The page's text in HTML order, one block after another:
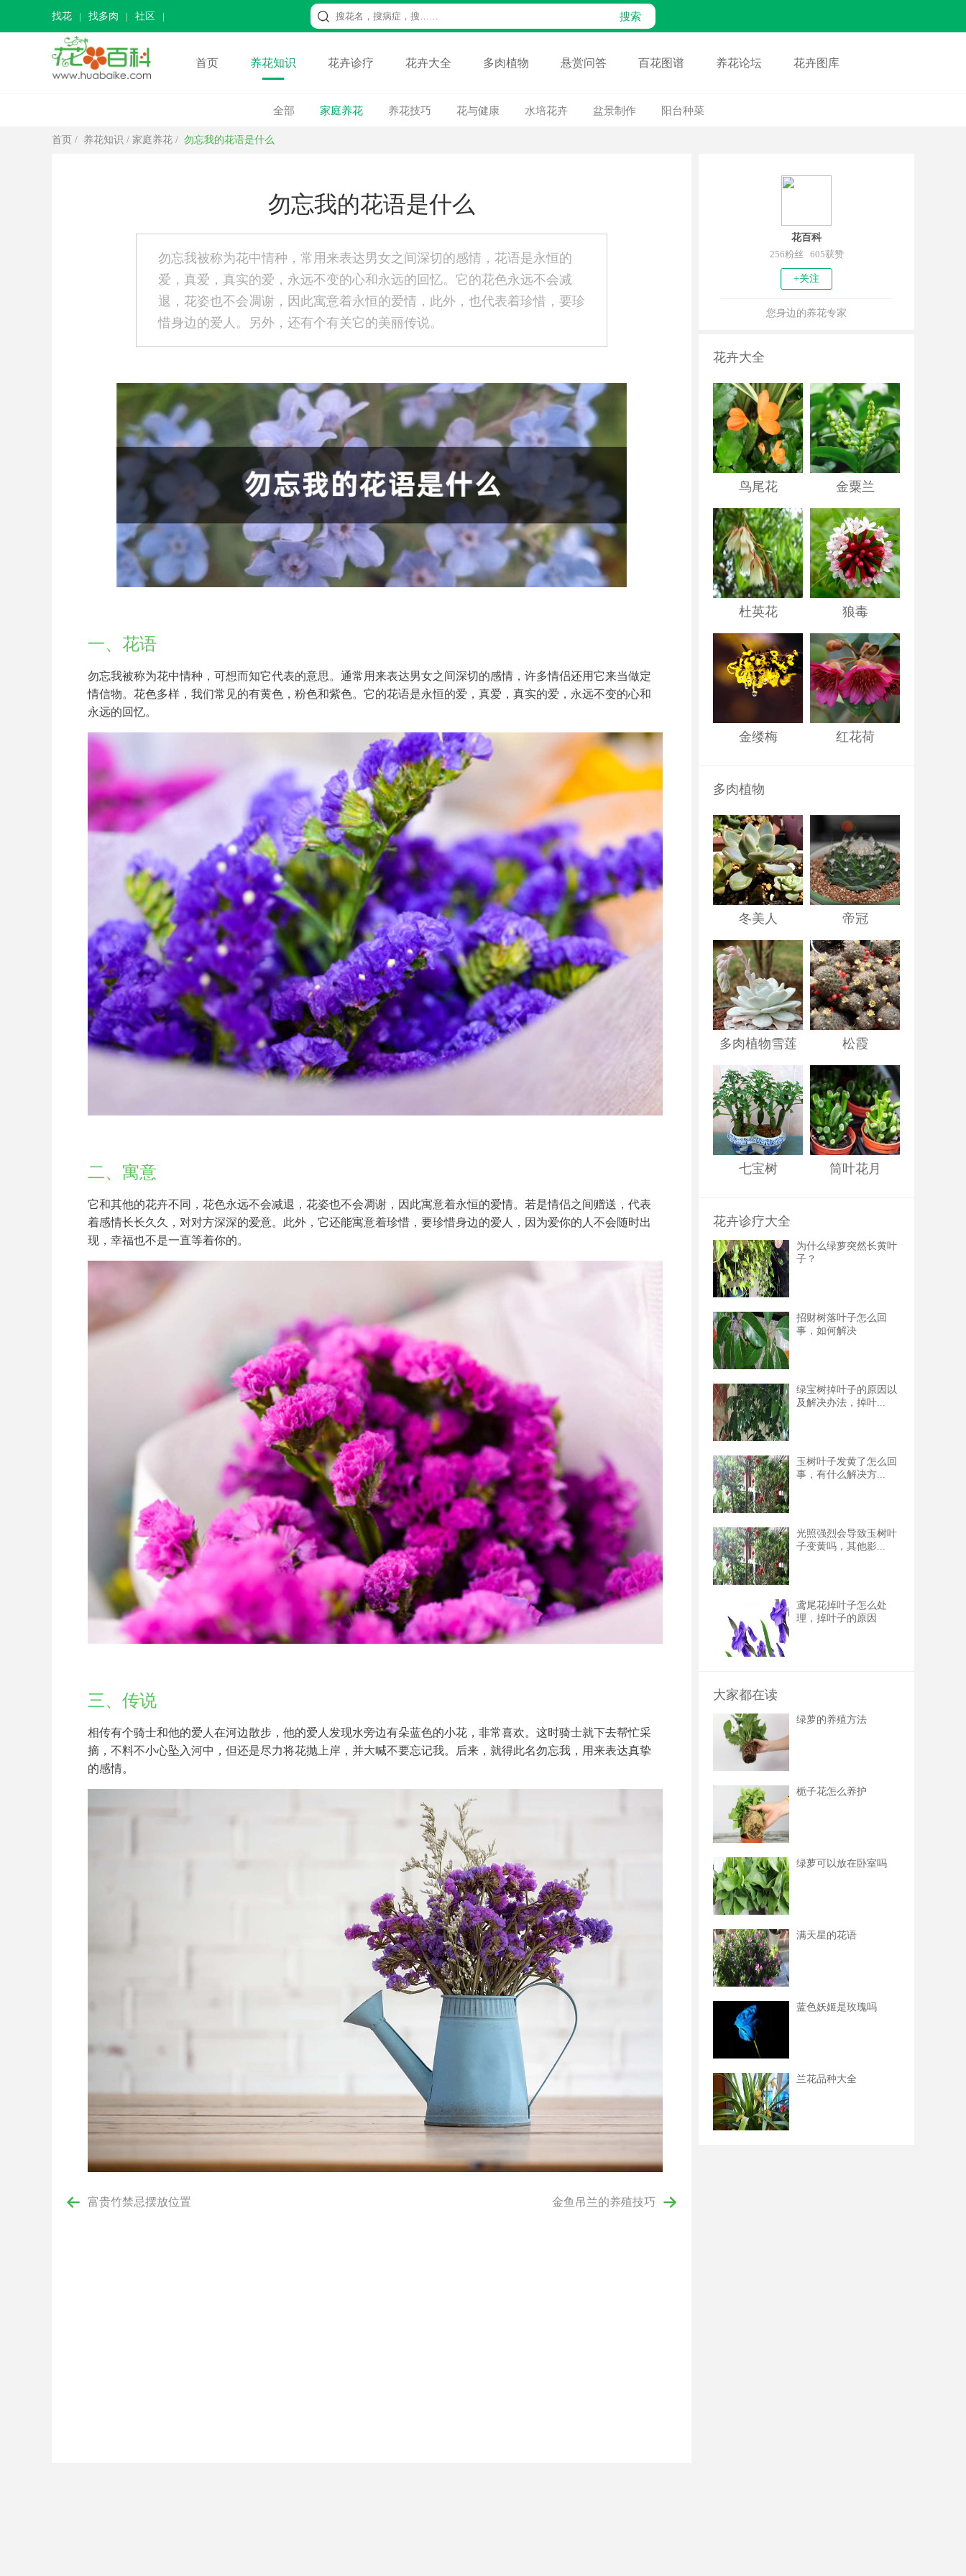
找花 找多肉 社区
首页 养花知识 花卉诊疗 花卉大全 多肉植物 悬赏问答 百花图谱 养花论坛 花卉图库
全部 家庭养花 养花技巧 花与健康 水培花卉 盆景制作 阳台种菜
首页 / 养花知识 / 家庭养花 / 勿忘我的花语是什么
勿忘我的花语是什么
勿忘我被称为花中情种，常用来表达男女之间深切的感情，花语是永恒的
爱，真爱，真实的爱，永远不变的心和永远的回忆。它的花色永远不会减
退，花姿也不会凋谢，因此寓意着永恒的爱情，此外，也代表着珍惜，要珍
惜身边的爱人。另外，还有个有关它的美丽传说。
一、花语
勿忘我被称为花中情种，可想而知它代表的意思。通常用来表达男女之间深切的感情，许多情侣还用它来当做定
情信物。花色多样，我们常见的有黄色，粉色和紫色。它的花语是永恒的爱，真爱，真实的爱，永远不变的心和
永远的回忆。
二、寓意
它和其他的花卉不同，花色永远不会减退，花姿也不会凋谢，因此寓意着永恒的爱情。若是情侣之间赠送，代表
着感情长长久久，对对方深深的爱意。此外，它还能寓意着珍惜，要珍惜身边的爱人，因为爱你的人不会随时出
现，幸福也不是一直等着你的。
三、传说
相传有个骑士和他的爱人在河边散步，他的爱人发现水旁边有朵蓝色的小花，非常喜欢。这时骑士就下去帮忙采
摘，不料不小心坠入河中，但还是尽力将花抛上岸，并大喊不要忘记我。后来，就得此名勿忘我，用来表达真挚
的感情。
富贵竹禁忌摆放位置 金鱼吊兰的养殖技巧
花百科
256粉丝 605获赞
+关注
您身边的养花专家
花卉大全
鸟尾花 金粟兰
杜英花 狼毒
金缕梅 红花荷
多肉植物
冬美人 帝冠
多肉植物雪莲 松霞
七宝树 筒叶花月
花卉诊疗大全
为什么绿萝突然长黄叶
子？
招财树落叶子怎么回
事，如何解决
绿宝树掉叶子的原因以
及解决办法，掉叶...
玉树叶子发黄了怎么回
事，有什么解决方...
光照强烈会导致玉树叶
子变黄吗，其他影...
鸢尾花掉叶子怎么处
理，掉叶子的原因
大家都在读
绿萝的养殖方法
栀子花怎么养护
绿萝可以放在卧室吗
满天星的花语
蓝色妖姬是玫瑰吗
兰花品种大全